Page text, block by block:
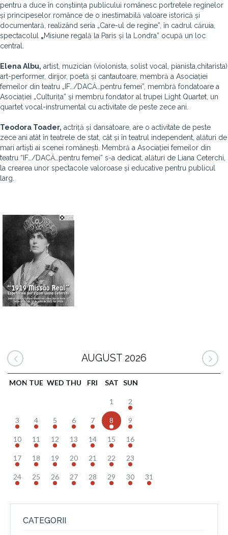
pentru a duce în conștiința publicului românesc portretele reginelor
și principeselor românce de o inestimabilă valoare istorică și
documentară, realizând seria „Care-ul de regine”, în cadrul căruia,
spectacolul „Misiune regală la Paris și la Londra” ocupă un loc
central.
Elena Albu, artist, muzician (violonista, solist vocal, pianista,chitarista)
art-performer, dirijor, poetă și cantautoare, membră a Asociației
femeilor din teatru „IF…/DACĂ…pentru femei”, membră fondatoare a
Asociației „Culturița” și membru fondator al trupei Light Quartet, un
quartet vocal-instrumental cu activitate de peste zece ani.
Teodora Toader, actriță și dansatoare, are o activitate de peste
zece ani atât în teatrele de stat, cât și în teatrul independent, alături de
mari artiști ai scenei românești. Membră a Asociației femeilor din
teatru “IF…/DACĂ…pentru femei” s-a dedicat, alături de Liana Ceterchi,
la crearea unor spectacole valoroase și educative pentru publicul
larg.
AUGUST 2026
MON TUE WED THU FRI SAT SUN
1 2
3 4 5 6 7 8 9
10 11 12 13 14 15 16
17 18 19 20 21 22 23
24 25 26 27 28 29 30 31
CATEGORII